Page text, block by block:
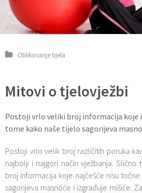
Oblikovanje tijela
Mitovi o tjelovježbi
Postoji vrlo veliki broj informacija koje
tome kako naše tijelo sagorijeva
Postoji vrlo velik broj različitih poruka
najbolji i najgori način vježbanja.
broj informacija koje najčešće nisu
sagorijeva masnoće i izgrađuje mišiće.